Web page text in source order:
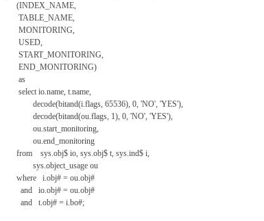
(INDEX_NAME,
TABLE_NAME,
MONITORING,
USED,
START_MONITORING,
END_MONITORING)
as
select io.name, t.name,
decode(bitand(i.flags, 65536), 0, 'NO', 'YES'),
decode(bitand(ou.flags, 1), 0, 'NO', 'YES'),
ou.start_monitoring,
ou.end_monitoring
from sys.obj$ io, sys.obj$ t, sys.ind$ i,
sys.object_usage ou
where i.obj# = ou.obj#
and io.obj# = ou.obj#
and t.obj# = i.bo#;